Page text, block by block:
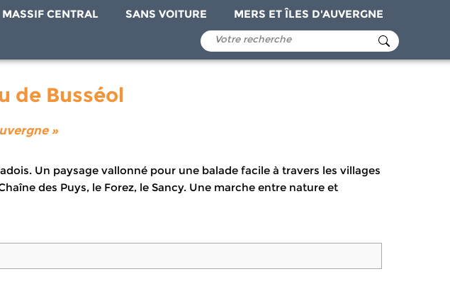
MASSIF CENTRAL SANS VOITURE MERS ET ÎLES D'AUVERGNE
de Busséol
»
Un paysage vallonné pour une balade facile à travers les villages
des Puys, le Forez, le Sancy. Une marche entre nature et